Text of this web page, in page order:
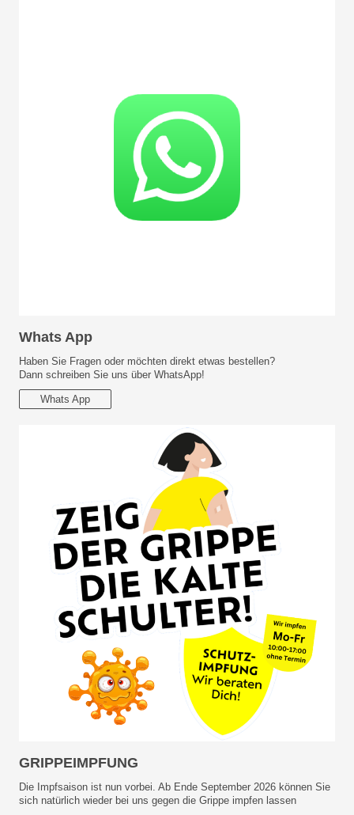
Whats App
Haben Sie Fragen oder möchten direkt etwas bestellen?
Dann schreiben Sie uns über WhatsApp!
Whats App
GRIPPEIMPFUNG
Die Impfsaison ist nun vorbei. Ab Ende September 2026 können Sie
sich natürlich wieder bei uns gegen die Grippe impfen lassen